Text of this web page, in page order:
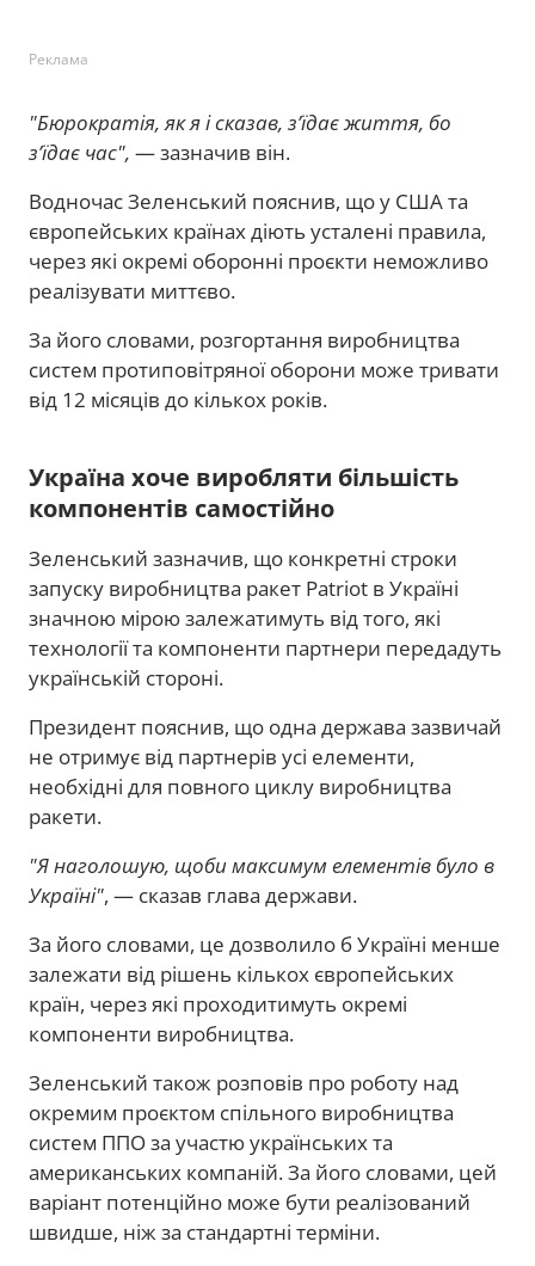
Реклама
"Бюрократія, як я і сказав, з’їдає життя, бо
з’їдає час", — зазначив він.
Водночас Зеленський пояснив, що у США та
європейських країнах діють усталені правила,
через які окремі оборонні проєкти неможливо
реалізувати миттєво.
За його словами, розгортання виробництва
систем протиповітряної оборони може тривати
від 12 місяців до кількох років.
Україна хоче виробляти більшість
компонентів самостійно
Зеленський зазначив, що конкретні строки
запуску виробництва ракет Patriot в Україні
значною мірою залежатимуть від того, які
технології та компоненти партнери передадуть
українській стороні.
Президент пояснив, що одна держава зазвичай
не отримує від партнерів усі елементи,
необхідні для повного циклу виробництва
ракети.
"Я наголошую, щоби максимум елементів було в
Україні", — сказав глава держави.
За його словами, це дозволило б Україні менше
залежати від рішень кількох європейських
країн, через які проходитимуть окремі
компоненти виробництва.
Зеленський також розповів про роботу над
окремим проєктом спільного виробництва
систем ППО за участю українських та
американських компаній. За його словами, цей
варіант потенційно може бути реалізований
швидше, ніж за стандартні терміни.